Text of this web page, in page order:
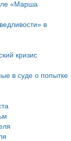
«Марша
в
кризис
в суде о попытке